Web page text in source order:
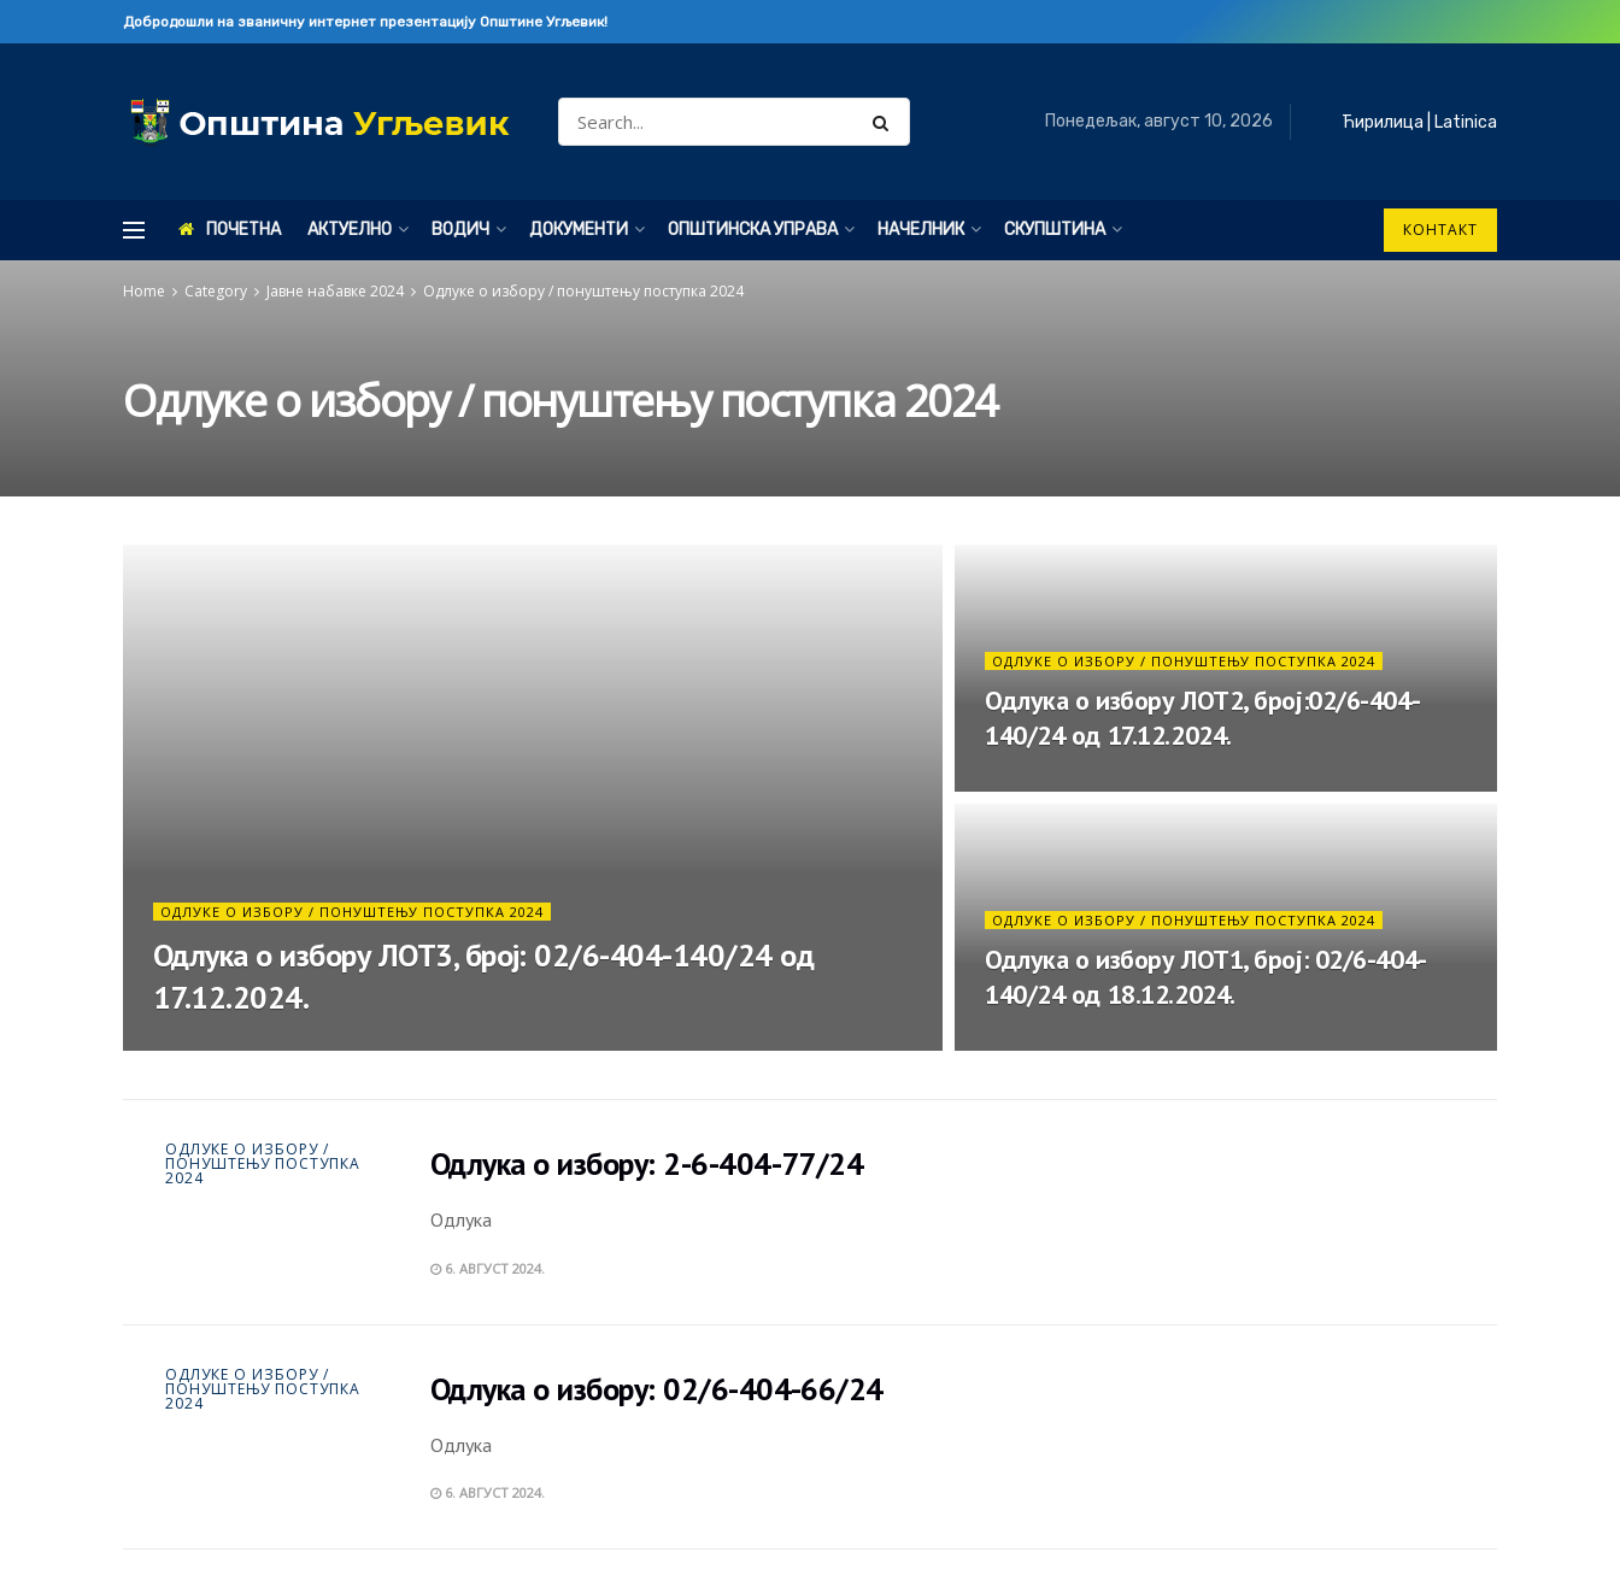
Добродошли на званичну интернет презентацију Општине Угљевик!
Понедељак, август 10, 2026 Ћирилица Latinica
ПОЧЕТНА АКТУЕЛНО ВОДИЧ ДОКУМЕНТИ ОПШТИНСКА УПРАВА НАЧЕЛНИК СКУПШТИНА КОНТАКТ
Home Category Јавне набавке 2024 Одлуке о избору / понуштењу поступка 2024
Одлуке о избору / понуштењу поступка 2024
ОДЛУКЕ О ИЗБОРУ / ПОНУШТЕЊУ ПОСТУПКА 2024
Одлука о избору ЛОТ3, број: 02/6-404-140/24 од
17.12.2024.
ОДЛУКЕ О ИЗБОРУ / ПОНУШТЕЊУ ПОСТУПКА 2024
Одлука о избору ЛОТ2, број:02/6-404-
140/24 од 17.12.2024.
ОДЛУКЕ О ИЗБОРУ / ПОНУШТЕЊУ ПОСТУПКА 2024
Одлука о избору ЛОТ1, број: 02/6-404-
140/24 од 18.12.2024.
ОДЛУКЕ О ИЗБОРУ /
ПОНУШТЕЊУ ПОСТУПКА
2024 Одлука о избору: 2-6-404-77/24
Одлука
6. АВГУСТ 2024.
ОДЛУКЕ О ИЗБОРУ /
ПОНУШТЕЊУ ПОСТУПКА
2024 Одлука о избору: 02/6-404-66/24
Одлука
6. АВГУСТ 2024.